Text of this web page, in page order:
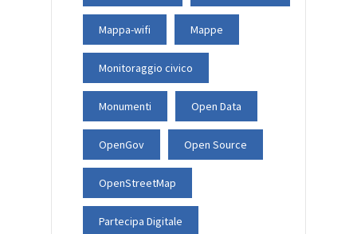
Mappa-wifi Mappe
Monitoraggio civico
Monumenti Open Data
OpenGov Open Source
OpenStreetMap
Partecipa Digitale